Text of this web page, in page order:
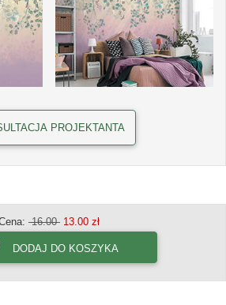
PROJEKTANTA
16.00 13.00 zł
DODAJ DO KOSZYKA